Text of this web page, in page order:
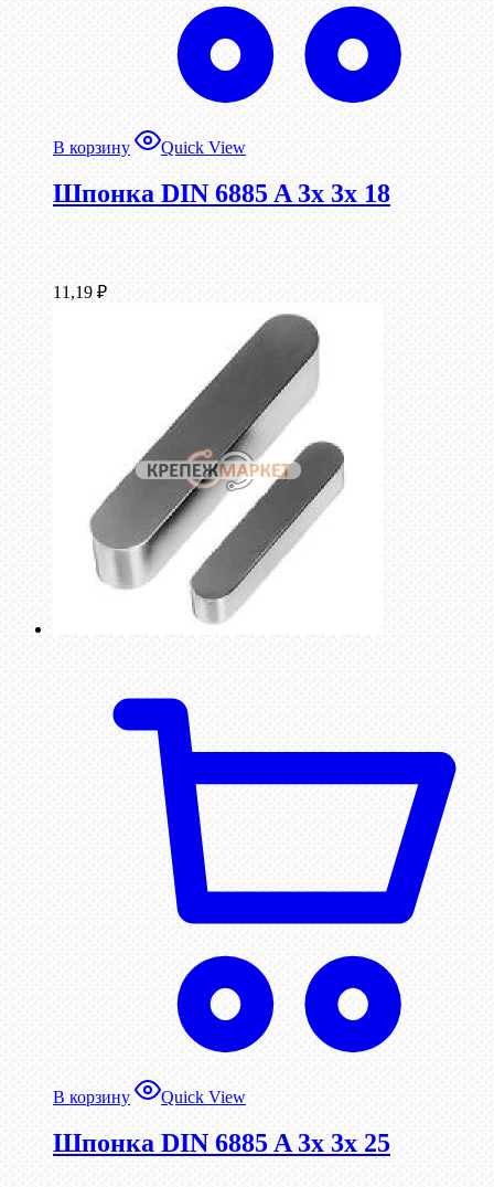
В корзину Quick View
Шпонка DIN 6885 A 3x 3x 18
11,19 ₽
В корзину Quick View
Шпонка DIN 6885 A 3x 3x 25